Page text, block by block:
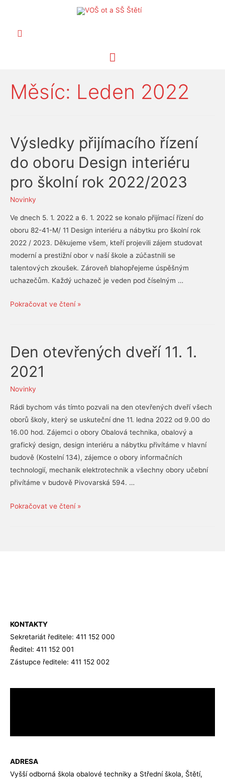
Hlavní
Hledat
Měsíc: Leden 2022
Výsledky přijímacího řízení
do oboru Design interiéru
pro školní rok 2022/2023
Novinky
Ve dnech 5. 1. 2022 a 6. 1. 2022 se konalo přijímací řízení do
oboru 82-41-M/ 11 Design interiéru a nábytku pro školní rok
2022 / 2023. Děkujeme všem, kteří projevili zájem studovat
moderní a prestižní obor v naší škole a zúčastnili se
talentových zkoušek. Zároveň blahopřejeme úspěšným
uchazečům. Každý uchazeč je veden pod číselným …
Výsledky
oboru
Design
interiéru
pro
školní
rok
2022/2023
Pokračovat ve čtení »
Den otevřených dveří 11. 1.
2021
Novinky
Rádi bychom vás tímto pozvali na den otevřených dveří všech
oborů školy, který se uskuteční dne 11. ledna 2022 od 9.00 do
16.00 hod. Zájemci o obory Obalová technika, obalový a
grafický design, design interiéru a nábytku přivítáme v hlavní
budově (Kostelní 134), zájemce o obory informačních
technologií, mechanik elektrotechnik a všechny obory učební
přivítáme v budově Pivovarská 594. …
Den
Pokračovat ve čtení »
KONTAKTY
Sekretariát ředitele: 411 152 000
Ředitel: 411 152 001
Zástupce ředitele: 411 152 002
ADRESA
Vyšší odborná škola obalové techniky a Střední škola, Štětí,